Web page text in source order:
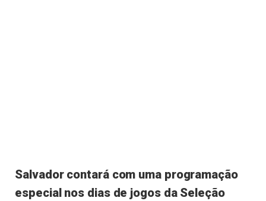
Salvador contará com uma programação
especial nos dias de jogos da Seleção